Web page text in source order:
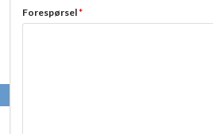
Forespørsel*